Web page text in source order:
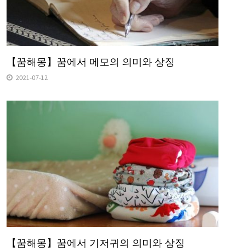
【꿈해몽】꿈에서 메모의 의미와 상징
2021-07-12
【꿈해몽】꿈에서 기저귀의 의미와 상징